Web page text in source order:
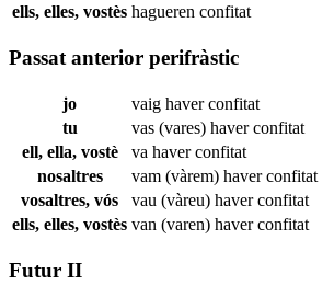
ells, elles, vostès hagueren confitat
Passat anterior perifràstic
jo vaig haverconfitat
tu
vas (vares) haverconfitat
ell, ella, vostè
va haverconfitat
nosaltres
vam (vàrem) haverconfitat
vosaltres, vós
vau (vàreu) haverconfitat
ells, elles, vostès van (varen) haverconfitat
Futur II